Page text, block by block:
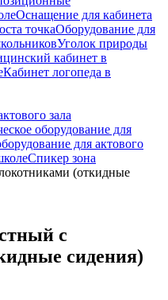
Оснащение для кабинета
точкаОборудование для
Уголок природы
кабинет в
Кабинет логопеда в
зала
оборудование для
для актового
Спикер зона
(откидные
с
сидения)